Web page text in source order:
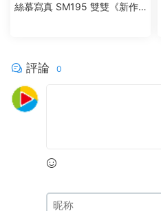
絲慕寫真 SM195 雙雙《新作–
評論 0